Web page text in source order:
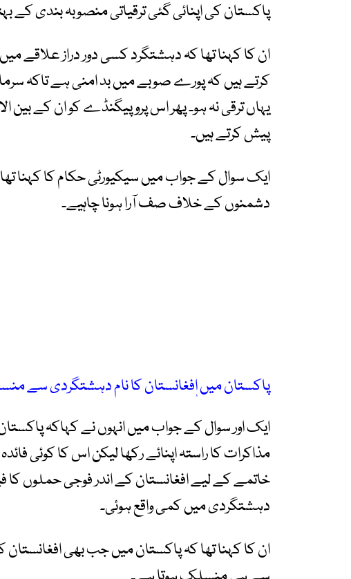
پاکستان کی اپنائی گئی ترقیاتی منصوبہ بندی کے
ان کا کہنا تھا کہ دہشتگرد کسی دور دراز علاقے
کرتے ہیں کہ پورے صوبے میں بد امنی ہے تاکہ
یہاں ترقی نہ ہو۔ پھر اس پروپیگنڈے کو ان کے بین
پیش کرتے ہیں۔
ایک سوال کے جواب میں سیکیورٹی حکام کا کہنا تھا
دشمنوں کے خلاف صف آرا ہونا چاہیے۔
پاکستان میں اٖفغانستان کا نام دہشتگردی سے
ایک اور سوال کے جواب میں انہوں نے کہاکہ
مذاکرات کا راستہ اپنائے رکھا لیکن اس کا کوئی
خاتمے کے لیے افغانستان کے اندر فوجی حملوں
دہشتگردی میں کمی واقع ہوئی۔
ان کا کہنا تھا کہ پاکستان میں جب بھی